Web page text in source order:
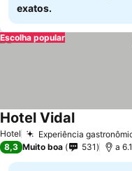
exatos.
Escolha popular
Hotel Experiência
Hotel Vidal
8,3 Muito boa 531 a